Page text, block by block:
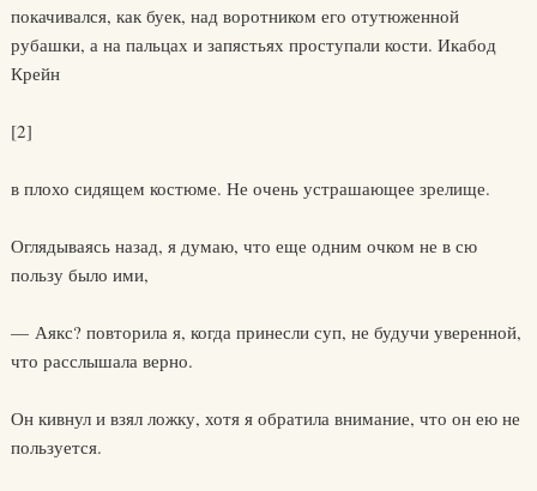
покачивался, как буек, над воротником его отутюженной
рубашки, а на пальцах и запястьях проступали кости. Икабод
Крейн
[2]
в плохо сидящем костюме. Не очень устрашающее зрелище.
Оглядываясь назад, я думаю, что еще одним очком не в сю
пользу было ими,
— Аякс? повторила я, когда принесли суп, не будучи уверенной,
что расслышала верно.
Он кивнул и взял ложку, хотя я обратила внимание, что он ею не
пользуется.